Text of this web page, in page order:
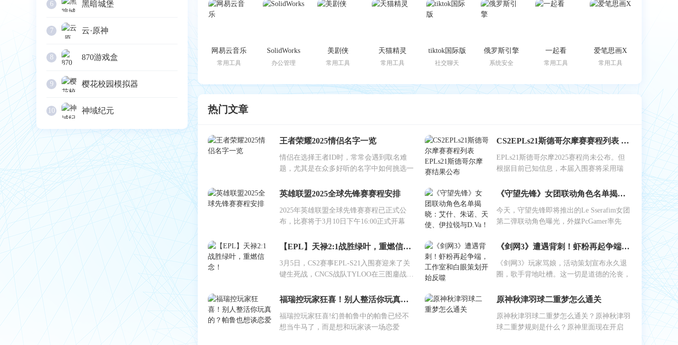
6 黑暗城堡
7 云·原神
8 870游戏盒
9 樱花校园模拟器
10 神域纪元
网易云音乐
常用工具
SolidWorks
办公管理
美剧侠
常用工具
天猫精灵
常用工具
tiktok国际版
社交聊天
俄罗斯引擎
系统安全
一起看
常用工具
爱笔思画X
常用工具
热门文章
王者荣耀2025情侣名字一览
情侣在选择王者ID时，常常会遇到取名难
题，尤其是在众多好听的名字中如何挑选一
CS2EPLs21斯德哥尔摩赛赛程列表 EPLs21斯德哥尔摩赛结果公布
EPLs21斯德哥尔摩2025赛程尚未公布。但
根据目前已知信息，本届入围赛将采用瑞
英雄联盟2025全球先锋赛赛程安排
2025年英雄联盟全球先锋赛赛程已正式公
布，比赛将于3月10日下午16:00正式开幕
《守望先锋》女团联动角色名单揭晓：艾什、朱诺、天使、伊拉锐与D.Va！
今天，守望先锋即将推出的Le Sserafim女团
第二弹联动角色曝光，外媒PcGamer率先
【EPL】天禄2:1战胜绿叶，重燃信念！
3月5日，CS2赛事EPL-S21入围赛迎来了关
键生死战，CNCS战队TYLOO在三图鏖战中
《剑网3》遭遇背刺！虾粉再起争端，工作室和白眼策划开始反噬
《剑网3》玩家骂娘，活动策划宣布永久退
圈，歌手背地吐槽。这一切是道德的沦丧，
福瑞控玩家狂喜！别人整活你玩真的？帕鲁也想谈恋爱
福瑞控玩家狂喜!幻兽帕鲁中的帕鲁已经不
想当牛马了，而是想和玩家谈一场恋爱
原神秋津羽球二重梦怎么通关
原神秋津羽球二重梦怎么通关？原神秋津羽
球二重梦规则是什么？原神里面现在开启